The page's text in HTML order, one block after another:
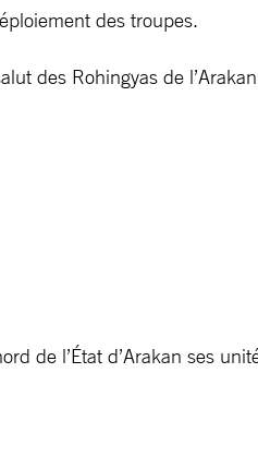
des troupes.
des Rohingyas de
de l’État d’Arakan ses